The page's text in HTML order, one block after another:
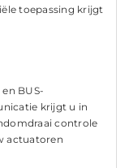
toepassing krijgt
BUS-
krijgt u in
controle
actuatoren